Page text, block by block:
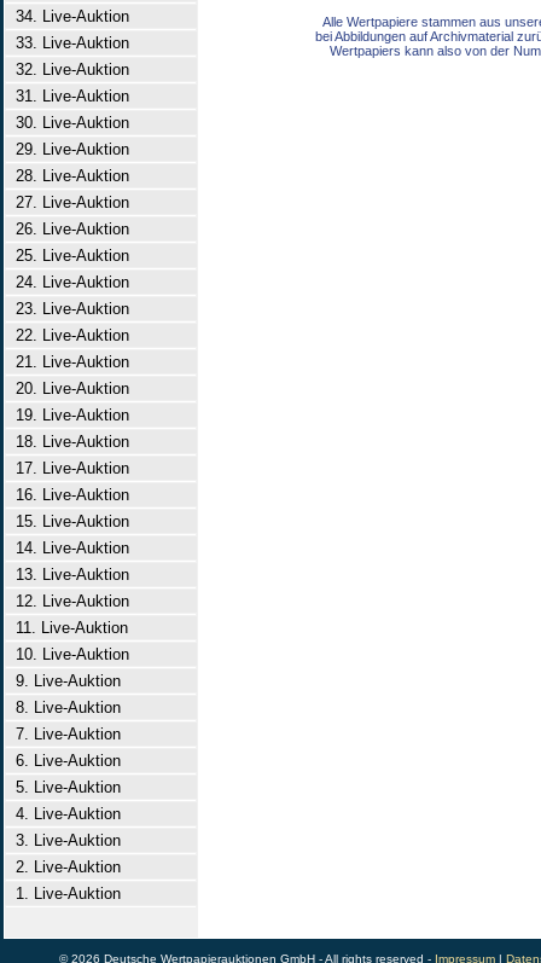
34. Live-Auktion
33. Live-Auktion
32. Live-Auktion
31. Live-Auktion
30. Live-Auktion
29. Live-Auktion
28. Live-Auktion
27. Live-Auktion
26. Live-Auktion
25. Live-Auktion
24. Live-Auktion
23. Live-Auktion
22. Live-Auktion
21. Live-Auktion
20. Live-Auktion
19. Live-Auktion
18. Live-Auktion
17. Live-Auktion
16. Live-Auktion
15. Live-Auktion
14. Live-Auktion
13. Live-Auktion
12. Live-Auktion
11. Live-Auktion
10. Live-Auktion
9. Live-Auktion
8. Live-Auktion
7. Live-Auktion
6. Live-Auktion
5. Live-Auktion
4. Live-Auktion
3. Live-Auktion
2. Live-Auktion
1. Live-Auktion
Alle Wertpapiere stammen aus
bei Abbildungen auf Archivmaterial
Wertpapiers kann also von der
© 2026 Deutsche Wertpapierauktionen GmbH - All rights reserved - Impressum|